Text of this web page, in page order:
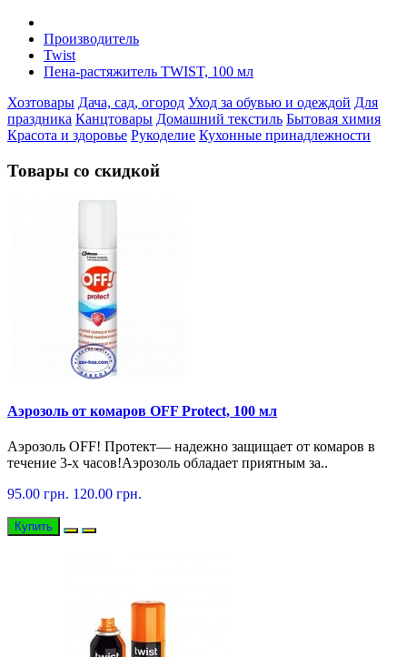
Производитель
Twist
Пена-растяжитель TWIST, 100 мл
Хозтовары Дача, сад, огород Уход за обувью и одеждой Для
праздника Канцтовары Домашний текстиль Бытовая химия
Красота и здоровье Рукоделие Кухонные принадлежности
Товары со скидкой
Аэрозоль от комаров OFF Protect, 100 мл
Аэрозоль OFF! Протект— надежно защищает от комаров в
течение 3-х часов!Аэрозоль обладает приятным за..
95.00 грн. 120.00 грн.
Купить